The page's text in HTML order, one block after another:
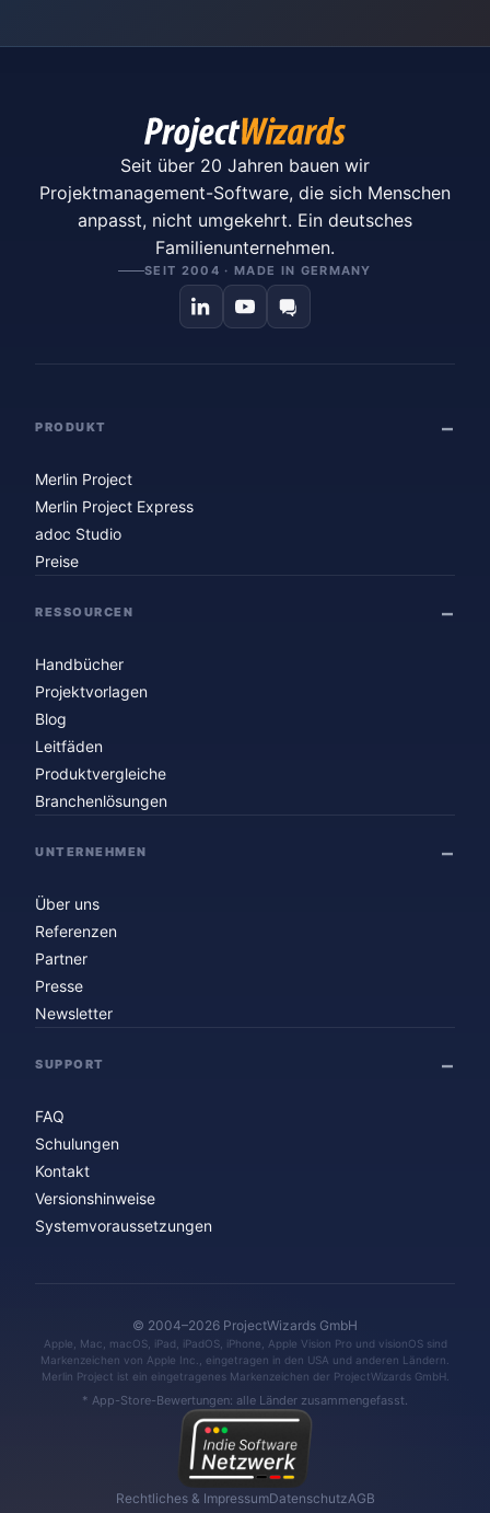
Seit über 20 Jahren bauen wir
Projektmanagement-Software, die sich Menschen
anpasst, nicht umgekehrt. Ein deutsches
Familienunternehmen.
SEIT 2004 · MADE IN GERMANY
PRODUKT
Merlin Project
Merlin Project Express
adoc Studio
Preise
RESSOURCEN
Handbücher
Projektvorlagen
Blog
Leitfäden
Produktvergleiche
Branchenlösungen
UNTERNEHMEN
Über uns
Referenzen
Partner
Presse
Newsletter
SUPPORT
FAQ
Schulungen
Kontakt
Versionshinweise
Systemvoraussetzungen
© 2004–2026 ProjectWizards GmbH
Apple, Mac, macOS, iPad, iPadOS, iPhone, Apple Vision Pro und visionOS sind
Markenzeichen von Apple Inc., eingetragen in den USA und anderen Ländern.
Merlin Project ist ein eingetragenes Markenzeichen der ProjectWizards GmbH.
* App-Store-Bewertungen: alle Länder zusammengefasst.
Rechtliches & ImpressumDatenschutzAGB